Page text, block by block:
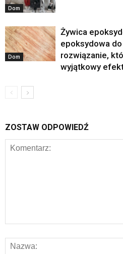
Dom
Dom
Żywica
epoksydowa
rozwiązanie,
wyjątkowy
ZOSTAW ODPOWIEDŹ